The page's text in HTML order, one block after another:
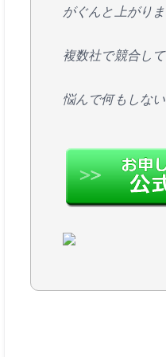
がぐんと上がりま
複数社で競合し
悩んで何もしな